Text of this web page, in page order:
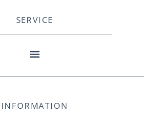
SERVICE
INFORMATION